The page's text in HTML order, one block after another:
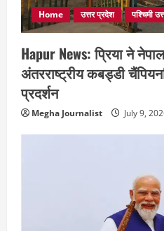
Home उत्तर प्रदेश पश्चिमी
Hapur News: प्रिया ने
अंतरराष्ट्रीय कबड्डी
प्रदर्शन
Megha Journalist July 9,